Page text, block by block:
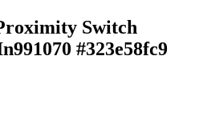
Switch
#323e58fc9